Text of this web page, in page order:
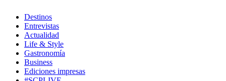
Destinos
Entrevistas
Actualidad
Life & Style
Gastronomía
Business
Ediciones impresas